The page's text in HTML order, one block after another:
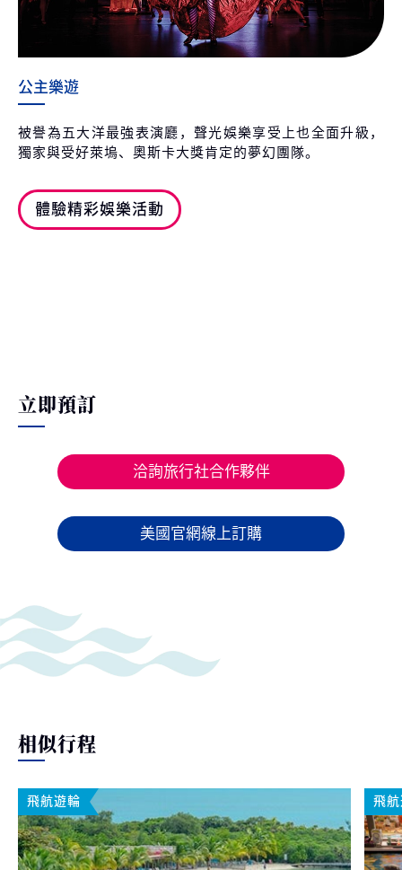
公主樂遊
被譽為五大洋最強表演廳，聲光娛樂享受上也全面升級，
獨家與受好萊塢、奧斯卡大獎肯定的夢幻團隊。
體驗精彩娛樂活動
立即預訂
洽詢旅行社合作夥伴
美國官網線上訂購
相似行程
飛航遊輪 飛